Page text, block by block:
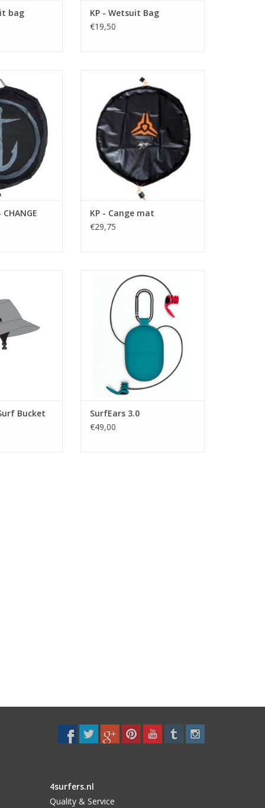
bag
KP - Wetsuit Bag
€19,50
from Captain
into your
by keeping
toes clean with
compactible
mat.
WINKELWAGEN
BESCHRIJVING
• Fits most existing roof racks
• Heavy duty foam pad keeps
boards off roof
• Includes carry bag
TOEVOEGEN AAN WINKELWAGEN
KP - Cange mat
€29,75
Bucket
Surfears, de oordopen die het
water buiten houden maar waar
je nog wel mee kunt horen.
TOEVOEGEN AAN WINKELWAGEN
SurfEars 3.0
€49,00
4surfers.nl
Quality & Service